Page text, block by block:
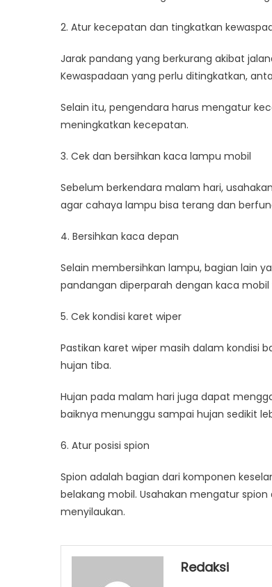
2. Atur kecepatan dan tingkatkan
Jarak pandang yang berkurang akibat
Kewaspadaan yang perlu ditingkatkan,
Selain itu, pengendara harus mengatur
meningkatkan kecepatan.
3. Cek dan bersihkan kaca lampu mobil
Sebelum berkendara malam hari,
agar cahaya lampu bisa terang dan
4. Bersihkan kaca depan
Selain membersihkan lampu, bagian lain
pandangan diperparah dengan kaca
5. Cek kondisi karet wiper
Pastikan karet wiper masih dalam kondisi
hujan tiba.
Hujan pada malam hari juga dapat
baiknya menunggu sampai hujan sedikit
6. Atur posisi spion
Spion adalah bagian dari komponen
belakang mobil. Usahakan mengatur
menyilaukan.
Redaksi